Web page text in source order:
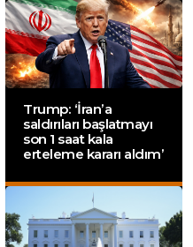
Trump: ‘İran’a
saldırıları başlatmayı
son 1 saat kala
erteleme kararı aldım’